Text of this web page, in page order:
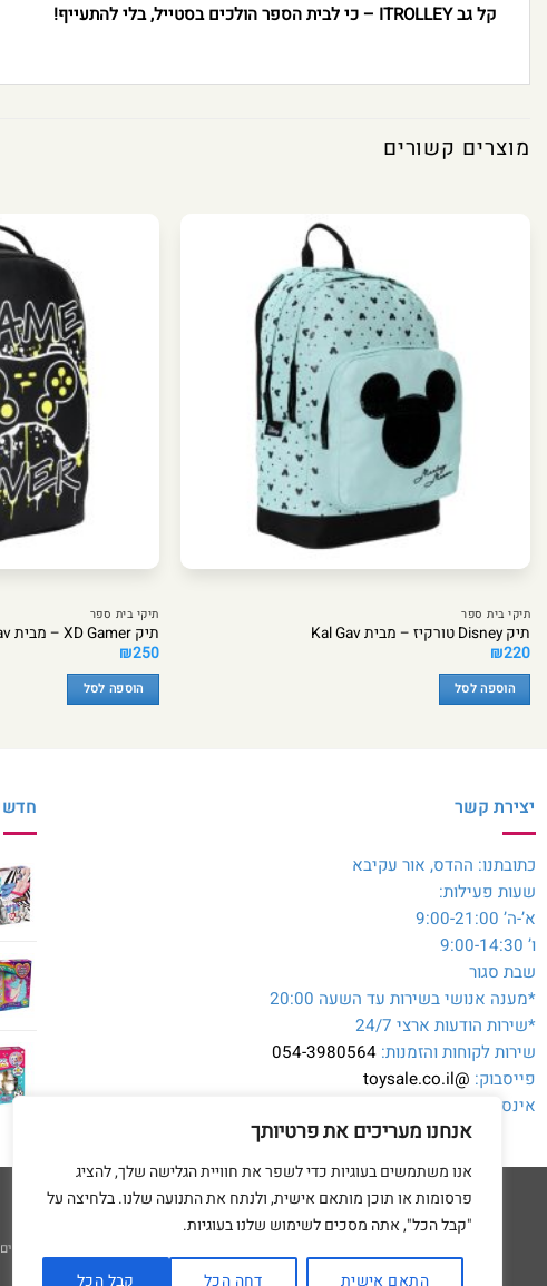
אנחנו מעריכים את פרטיותך
אנו משתמשים בעוגיות כדי לשפר את חוויית הגלישה שלך, להציג
פרסומות או תוכן מותאם אישית, ולנתח את התנועה שלנו. בלחיצה על
"קבל הכל", אתה מסכים לשימוש שלנו בעוגיות.
התאם אישית דחה הכל קבל הכל
קל גב ITROLLEY – כי לבית הספר הולכים בסטייל, בלי להתעייף!
מוצרים קשורים
תיקי בית ספר
תיק Disney טורקיז – מבית Kal Gav
₪220
הוספה לסל
תיקי בית ספר
תיק XD Gamer – מבית Kal Gav
₪250
הוספה לסל
יצירת קשר
כתובתנו: ההדס, אור עקיבא
שעות פעילות:
א’-ה’ 9:00-21:00
ו’ 9:00-14:30
שבת סגור
*מענה אנושי בשירות עד השעה 20:00
*שירות הודעות ארצי 24/7
שירות לקוחות והזמנות: 054-3980564
פייסבוק: @toysale.co.il
אינסטגרם:
מדיניות משלוחים